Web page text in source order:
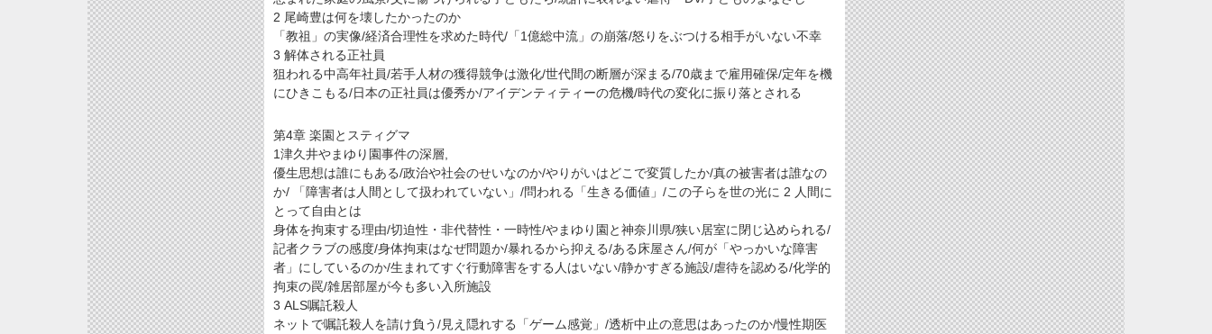
2 尾崎豊は何を壊したかったのか
「教祖」の実像/経済合理性を求めた時代/「1億総中流」の崩落/怒りをぶつける相手がいない不幸
3 解体される正社員
狙われる中高年社員/若手人材の獲得競争は激化/世代間の断層が深まる/70歳まで雇用確保/定年を機
にひきこもる/日本の正社員は優秀か/アイデンティティーの危機/時代の変化に振り落とされる
第4章 楽園とスティグマ
1津久井やまゆり園事件の深層,
優生思想は誰にもある/政治や社会のせいなのか/やりがいはどこで変質したか/真の被害者は誰なの
か/ 「障害者は人間として扱われていない」/問われる「生きる価値」/この子らを世の光に 2 人間に
とって自由とは
身体を拘束する理由/切迫性・非代替性・一時性/やまゆり園と神奈川県/狭い居室に閉じ込められる/
記者クラブの感度/身体拘束はなぜ問題か/暴れるから抑える/ある床屋さん/何が「やっかいな障害
者」にしているのか/生まれてすぐ行動障害をする人はいない/静かすぎる施設/虐待を認める/化学的
拘束の罠/雑居部屋が今も多い入所施設
3 ALS嘱託殺人
ネットで嘱託殺人を請け負う/見え隠れする「ゲーム感覚」/透析中止の意思はあったのか/慢性期医